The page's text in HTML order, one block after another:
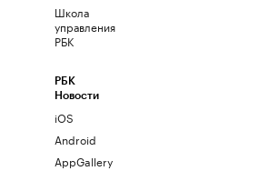
Школа
управления
РБК
РБК
Новости
iOS
Android
AppGallery